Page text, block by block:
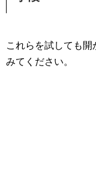
これらを試しても
みてください。